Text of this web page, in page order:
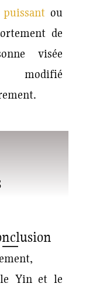
puissant ou
de
visée
Yin et le